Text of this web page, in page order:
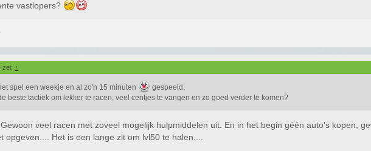
vastlopers?
zei: ↑
spel een weekje en al zo'n 15 minuten
gespeeld.
beste tactiek om lekker te racen, veel centjes te vangen en zo goed verder te komen?
veel racen met zoveel mogelijk hulpmiddelen uit. En in het begin géén auto's kopen,
opgeven.... Het is een lange zit om lvl50 te halen....